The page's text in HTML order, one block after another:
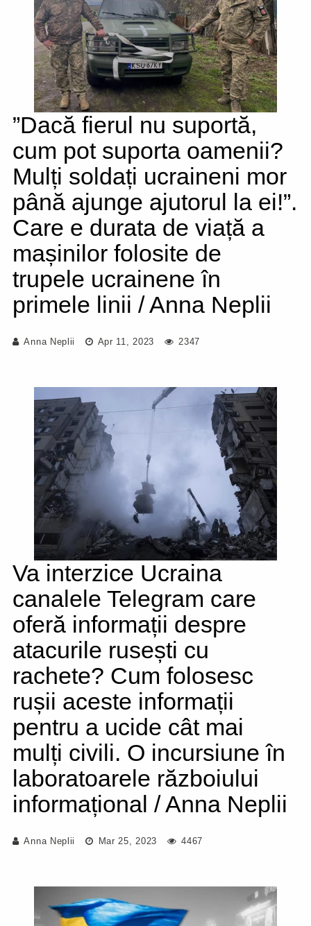
”Dacă fierul nu suportă,
cum pot suporta oamenii?
Mulți soldați ucraineni mor
până ajunge ajutorul la ei!”.
Care e durata de viață a
mașinilor folosite de
trupele ucrainene în
primele linii / Anna Neplii
Anna Neplii Apr 11, 2023 2347
Va interzice Ucraina
canalele Telegram care
oferă informații despre
atacurile rusești cu
rachete? Cum folosesc
rușii aceste informații
pentru a ucide cât mai
mulți civili. O incursiune în
laboratoarele războiului
informațional / Anna Neplii
Anna Neplii Mar 25, 2023 4467